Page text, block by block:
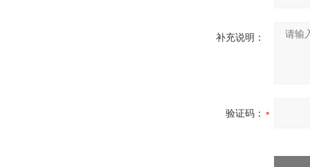
补充说明：
验证码：